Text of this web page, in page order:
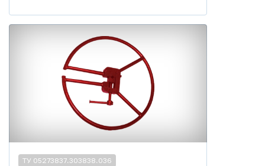
ТУ 05273837.303838.036